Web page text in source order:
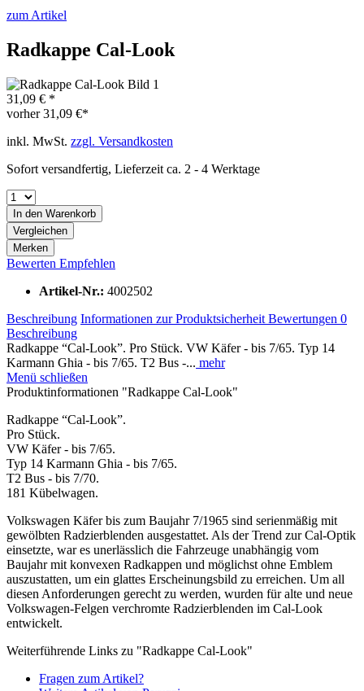
zum Artikel
Radkappe Cal-Look
31,09 € *
vorher31,09 €*
inkl. MwSt. zzgl. Versandkosten
Sofort versandfertig, Lieferzeit ca. 2 - 4 Werktage
In den Warenkorb
Vergleichen
Merken
Bewerten Empfehlen
Artikel-Nr.: 4002502
Beschreibung Informationen zur Produktsicherheit Bewertungen 0
Beschreibung
Radkappe “Cal-Look”. Pro Stück. VW Käfer - bis 7/65. Typ 14
Karmann Ghia - bis 7/65. T2 Bus -... mehr
Menü schließen
Produktinformationen "Radkappe Cal-Look"
Radkappe “Cal-Look”.
Pro Stück.
VW Käfer - bis 7/65.
Typ 14 Karmann Ghia - bis 7/65.
T2 Bus - bis 7/70.
181 Kübelwagen.
Volkswagen Käfer bis zum Baujahr 7/1965 sind serienmäßig mit
gewölbten Radzierblenden ausgestattet. Als der Trend zur Cal-Optik
einsetzte, war es unerlässlich die Fahrzeuge unabhängig vom
Baujahr mit konvexen Radkappen und möglichst ohne Emblem
auszustatten, um ein glattes Erscheinungsbild zu erreichen. Um all
diesen Anforderungen gerecht zu werden, wurden für alte und neue
Volkswagen-Felgen verchromte Radzierblenden im Cal-Look
entwickelt.
Weiterführende Links zu "Radkappe Cal-Look"
Fragen zum Artikel?